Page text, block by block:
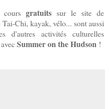
coursgratuits sur le site de
Tai-Chi, kayak, vélo... sont aussi
d'autres activités culturelles
Summer on the Hudson !